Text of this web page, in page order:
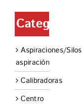
Categorías
Aspiraciones/Silos
aspiración
Calibradoras
Centro